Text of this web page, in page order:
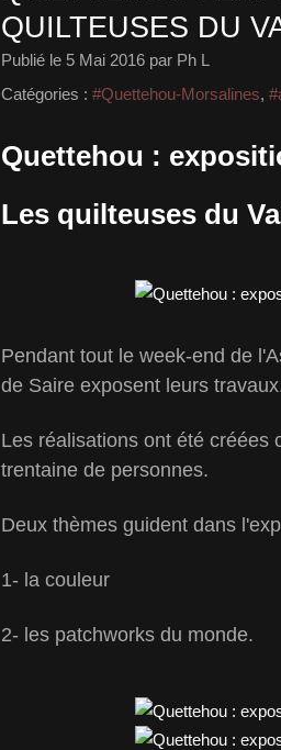
QUILTEUSES DU
Publié le 5 Mai 2016 par Ph L
Catégories : #Quettehou-Morsalines,
Quettehou :
Les quilteuses du
Pendant tout le week-end de
de Saire exposent leurs
Les réalisations ont été créées
trentaine de personnes.
Deux thèmes guident dans
1- la couleur
2- les patchworks du monde.